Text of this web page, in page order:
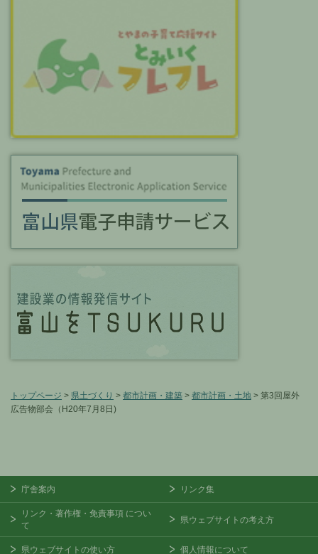
トップページ > 県土づくり > 都市計画・建築 > 都市計画・土地 > 第3回屋外
広告物部会（H20年7月8日)
庁舎案内 リンク集
リンク・著作権・免責事項 につい
て
県ウェブサイトの考え方
県ウェブサイトの使い方 個人情報について